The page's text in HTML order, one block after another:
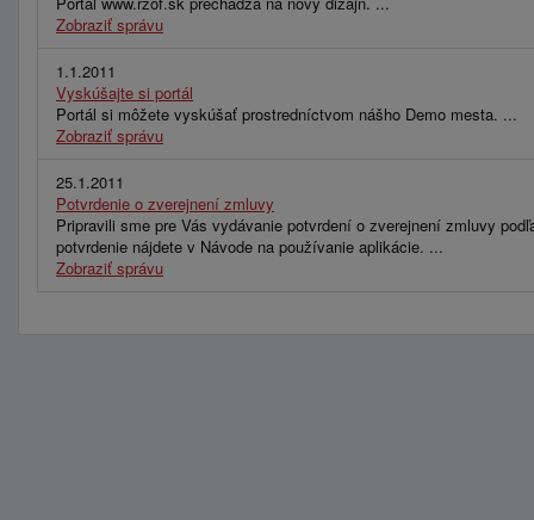
Zobraziť správu
1.1.2011
Vyskúšajte si portál
Portál si môžete vyskúšať prostredníctvom nášho Demo mesta. ...
Zobraziť správu
25.1.2011
Potvrdenie o zverejnení zmluvy
Pripravili sme pre Vás vydávanie potvrdení o zverejnení zmluvy
potvrdenie nájdete v Návode na používanie aplikácie. ...
Zobraziť správu